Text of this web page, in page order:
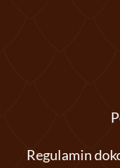
Regulamin